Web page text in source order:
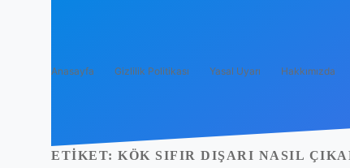
Anasayfa Gizlilik Politikası Yasal Uyarı Hakkımızda
ETIKET: KÖK SIFIR DIŞARI NASIL